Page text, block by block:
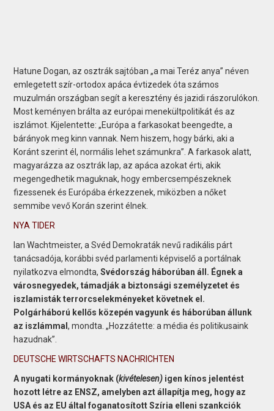
Hatune Dogan, az osztrák sajtóban „a mai Teréz anya” néven
emlegetett szír-ortodox apáca évtizedek óta számos
muzulmán országban segít a keresztény és jazidi rászorulókon.
Most keményen brálta az európai menekültpolitikát és az
iszlámot. Kijelentette: „Európa a farkasokat beengedte, a
bárányok meg kinn vannak. Nem hiszem, hogy bárki, aki a
Koránt szerint él, normális lehet számunkra”. A farkasok alatt,
magyarázza az osztrák lap, az apáca azokat érti, akik
megengedhetik maguknak, hogy embercsempészeknek
fizessenek és Európába érkezzenek, miközben a nőket
semmibe vevő Korán szerint élnek.
NYA TIDER
Ian Wachtmeister, a Svéd Demokraták nevű radikális párt
tanácsadója, korábbi svéd parlamenti képviselő a portálnak
nyilatkozva elmondta,Svédország háborúban áll. Égnek a
városnegyedek, támadják a biztonsági személyzetet és
iszlamisták terrorcselekményeket követnek el.
Polgárháború kellős közepén vagyunk és háborúban állunk
az iszlámmal, mondta. „Hozzátette: a média és politikusaink
hazudnak”.
DEUTSCHE WIRTSCHAFTS NACHRICHTEN
A nyugati kormányoknak (kivételesen) igen kínos jelentést
hozott létre az ENSZ, amelyben azt állapítja meg, hogy az
USA és az EU által foganatosított Szíria elleni szankciók